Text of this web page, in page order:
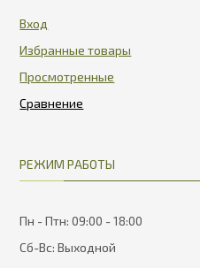
Вход
Избранные товары
Просмотренные
РЕЖИМ РАБОТЫ
Пн - Птн: 09:00 - 18:00
Сб-Вс: Выходной